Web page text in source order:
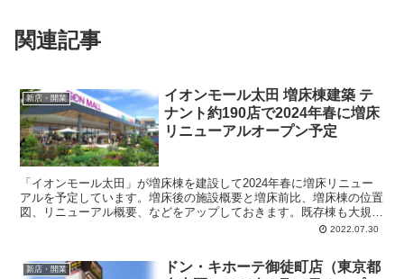
関連記事
新店・開業
イオンモール太田 増床棟建築 テ
ナント約190店で2024年春に増床
リニューアルオープン予定
「イオンモール太田」が増床棟を建設して2024年春に増床リニュー
アルを予定しています。増床後の施設概要と増床前比、増床棟の位置
図、リニューアル概要、などをアップしておきます。既存棟も大規模
リニューアルを実施。テナント数は50店舗増えて約190店舗になりま
2022.07.30
新店・開業
ドン・キホーテ御徒町店（東京都